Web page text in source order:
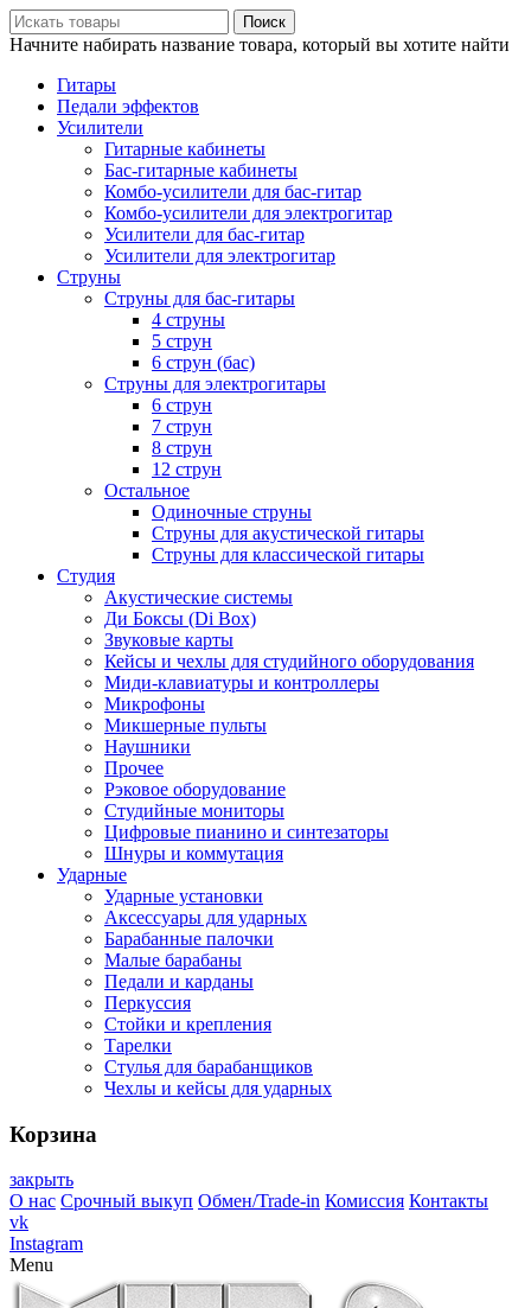
Поиск
Начните набирать название товара, который вы хотите найти
Гитары
Педали эффектов
Усилители
Гитарные кабинеты
Бас-гитарные кабинеты
Комбо-усилители для бас-гитар
Комбо-усилители для электрогитар
Усилители для бас-гитар
Усилители для электрогитар
Струны
Струны для бас-гитары
4 струны
5 струн
6 струн (бас)
Струны для электрогитары
6 струн
7 струн
8 струн
12 струн
Остальное
Одиночные струны
Струны для акустической гитары
Струны для классической гитары
Студия
Акустические системы
Ди Боксы (Di Box)
Звуковые карты
Кейсы и чехлы для студийного оборудования
Миди-клавиатуры и контроллеры
Микрофоны
Микшерные пульты
Наушники
Прочее
Рэковое оборудование
Студийные мониторы
Цифровые пианино и синтезаторы
Шнуры и коммутация
Ударные
Ударные установки
Аксессуары для ударных
Барабанные палочки
Малые барабаны
Педали и карданы
Перкуссия
Стойки и крепления
Тарелки
Стулья для барабанщиков
Чехлы и кейсы для ударных
Корзина
закрыть
О нас Срочный выкуп Обмен/Trade-in Комиссия Контакты
vk
Instagram
Menu